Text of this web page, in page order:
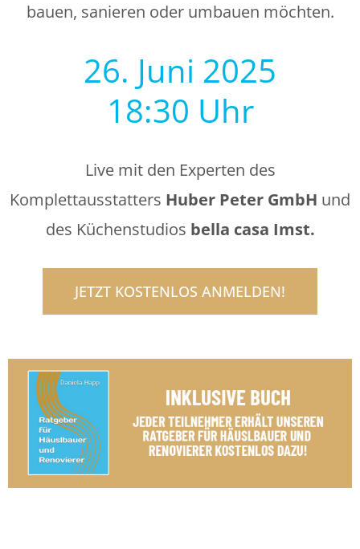
bauen, sanieren oder umbauen möchten.
26. Juni 2025
18:30 Uhr
Live mit den Experten des
Komplettausstatters Huber Peter GmbH und
des Küchenstudios bella casa Imst.
JETZT KOSTENLOS ANMELDEN!